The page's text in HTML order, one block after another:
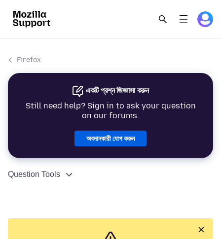
Firefox
একটি প্রশ্ন জিজ্ঞাসা করুন
Still need help? Sign in to ask your question
on our forums.
অবদানকারী যোগ করুন
Question Tools